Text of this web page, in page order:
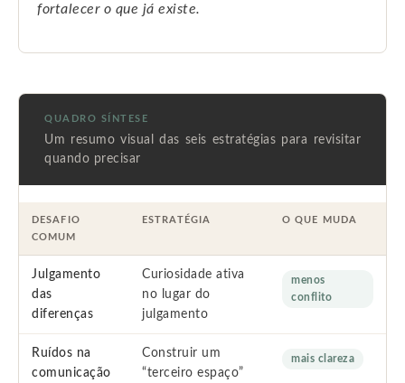
fortalecer o que já existe.
QUADRO SÍNTESE
Um resumo visual das seis estratégias para revisitar
quando precisar
DESAFIO
COMUM
ESTRATÉGIA O QUE MUDA
Julgamento
das
diferenças
Curiosidade ativa
no lugar do
julgamento
menos
conflito
Ruídos na
comunicação
Construir um
“terceiro espaço”
mais clareza